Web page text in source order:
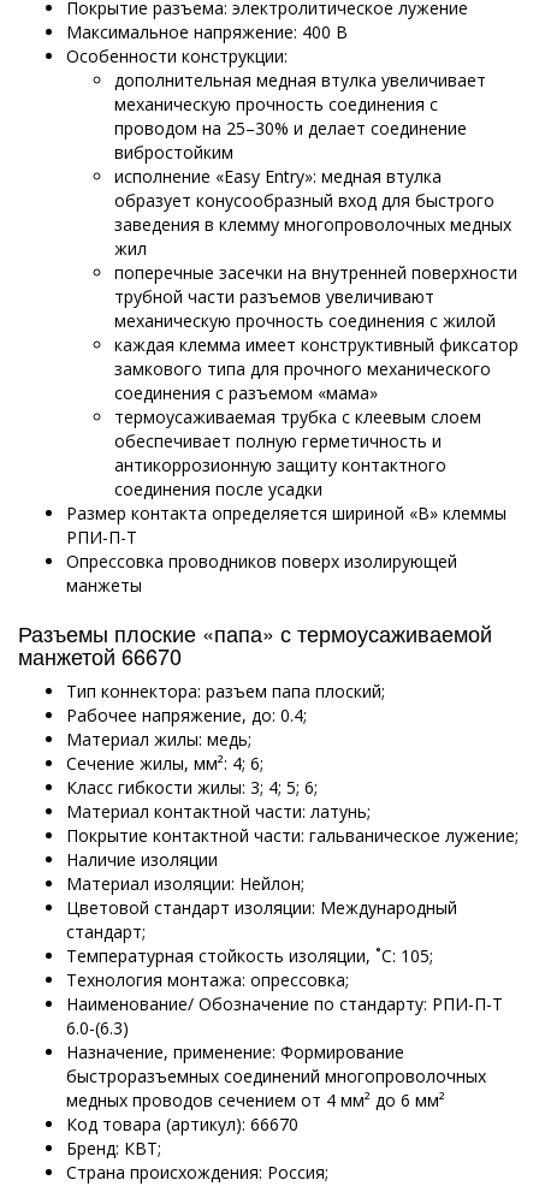
Покрытие разъема: электролитическое лужение
Максимальное напряжение: 400 В
Особенности конструкции:
дополнительная медная втулка увеличивает
механическую прочность соединения с
проводом на 25–30% и делает соединение
вибростойким
исполнение «Easy Entry»: медная втулка
образует конусообразный вход для быстрого
заведения в клемму многопроволочных медных
жил
поперечные засечки на внутренней поверхности
трубной части разъемов увеличивают
механическую прочность соединения с жилой
каждая клемма имеет конструктивный фиксатор
замкового типа для прочного механического
соединения с разъемом «мама»
термоусаживаемая трубка с клеевым слоем
обеспечивает полную герметичность и
антикоррозионную защиту контактного
соединения после усадки
Размер контакта определяется шириной «В» клеммы
РПИ-П-Т
Опрессовка проводников поверх изолирующей
манжеты
Разъемы плоские «папа» с термоусаживаемой
манжетой 66670
Тип коннектора: разъем папа плоский;
Рабочее напряжение, до: 0.4;
Материал жилы: медь;
Сечение жилы, мм²: 4; 6;
Класс гибкости жилы: 3; 4; 5; 6;
Материал контактной части: латунь;
Покрытие контактной части: гальваническое лужение;
Наличие изоляции
Материал изоляции: Нейлон;
Цветовой стандарт изоляции: Международный
стандарт;
Температурная стойкость изоляции, ˚С: 105;
Технология монтажа: опрессовка;
Наименование/ Обозначение по стандарту: РПИ-П-Т
6.0-(6.3)
Назначение, применение: Формирование
быстроразъемных соединений многопроволочных
медных проводов сечением от 4 мм² до 6 мм²
Код товара (артикул): 66670
Бренд: КВТ;
Страна происхождения: Россия;